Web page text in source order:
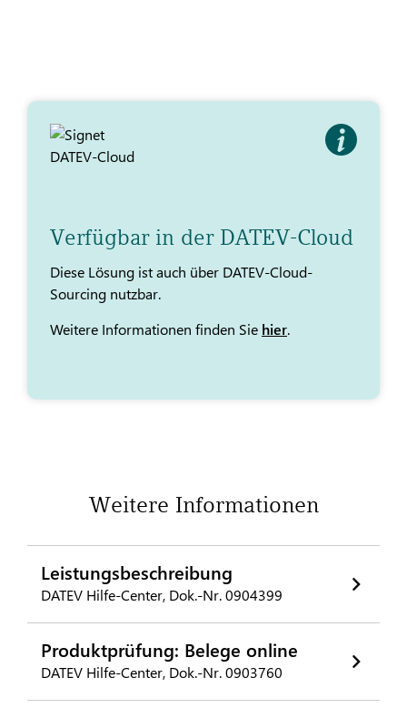
Verfügbar in der DATEV-Cloud
Diese Lösung ist auch über DATEV-Cloud-
Sourcing nutzbar.
Weitere Informationen finden Sie hier.
Weitere Informationen
Leistungsbeschreibung
DATEV Hilfe-Center, Dok.-Nr. 0904399
Produktprüfung: Belege online
DATEV Hilfe-Center, Dok.-Nr. 0903760